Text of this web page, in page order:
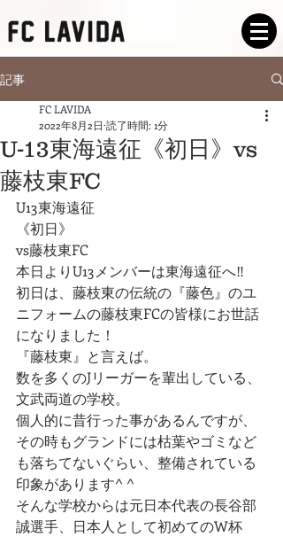
記事
U-13東海遠征《初日》vs
藤枝東FC
FC LAVIDA
2022年8月2日 読了時間: 1分
U13東海遠征
《初日》
vs藤枝東FC
本日よりU13メンバーは東海遠征へ‼️
初日は、藤枝東の伝統の『藤色』のユ
ニフォームの藤枝東FCの皆様にお世話
になりました！
『藤枝東』と言えば。
数を多くのJリーガーを輩出している、
文武両道の学校。
個人的に昔行った事があるんですが、
その時もグランドには枯葉やゴミなど
も落ちてないぐらい、整備されている
印象があります^ ^
そんな学校からは元日本代表の長谷部
誠選手、日本人として初めてのW杯